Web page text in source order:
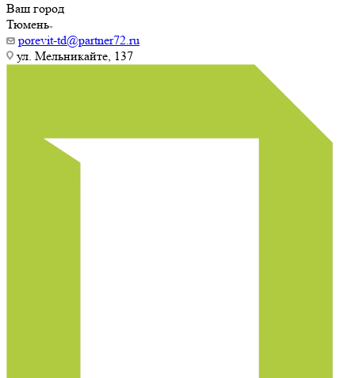
Ваш город
Тюмень
porevit-td@partner72.ru
ул. Мельникайте, 137